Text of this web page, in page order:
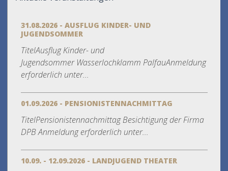
31.08.2026 - AUSFLUG KINDER- UND
JUGENDSOMMER
TitelAusflug Kinder- und
Jugendsommer Wasserlochklamm PalfauAnmeldung
erforderlich unter...
01.09.2026 - PENSIONISTENNACHMITTAG
TitelPensionistennachmittag Besichtigung der Firma
DPB Anmeldung erforderlich unter...
10.09. - 12.09.2026 - LANDJUGEND THEATER